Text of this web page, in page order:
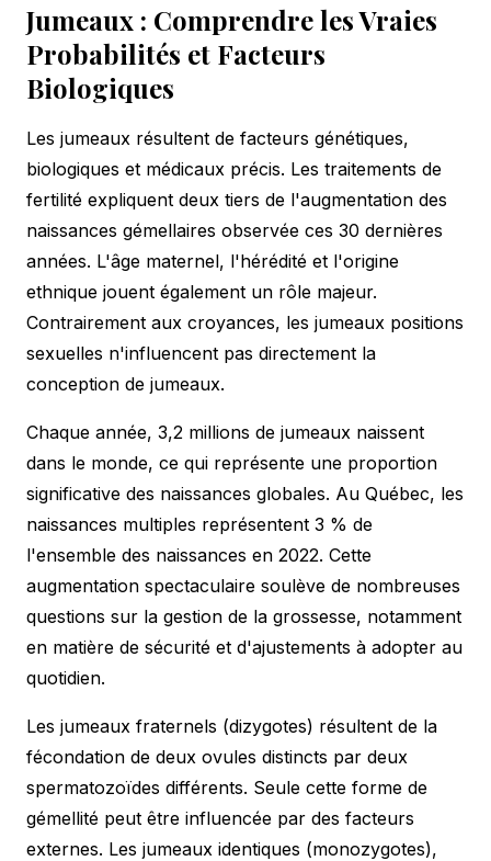
Jumeaux : Comprendre les Vraies
Probabilités et Facteurs
Biologiques
Les jumeaux résultent de facteurs génétiques,
biologiques et médicaux précis. Les traitements de
fertilité expliquent deux tiers de l'augmentation des
naissances gémellaires observée ces 30 dernières
années. L'âge maternel, l'hérédité et l'origine
ethnique jouent également un rôle majeur.
Contrairement aux croyances, les jumeaux positions
sexuelles n'influencent pas directement la
conception de jumeaux.
Chaque année, 3,2 millions de jumeaux naissent
dans le monde, ce qui représente une proportion
significative des naissances globales. Au Québec, les
naissances multiples représentent 3 % de
l'ensemble des naissances en 2022. Cette
augmentation spectaculaire soulève de nombreuses
questions sur la gestion de la grossesse, notamment
en matière de sécurité et d'ajustements à adopter au
quotidien.
Les jumeaux fraternels (dizygotes) résultent de la
fécondation de deux ovules distincts par deux
spermatozoïdes différents. Seule cette forme de
gémellité peut être influencée par des facteurs
externes. Les jumeaux identiques (monozygotes),